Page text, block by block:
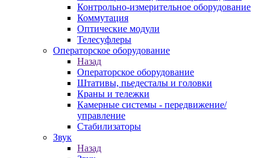
Контрольно-измерительное оборудование
Коммутация
Оптические модули
Телесуфлеры
Операторское оборудование
Назад
Операторское оборудование
Штативы, пьедесталы и головки
Краны и тележки
Камерные системы - передвижение/
управление
Стабилизаторы
Звук
Назад